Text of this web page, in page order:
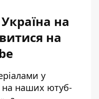
на
на
у
на наших ютуб-